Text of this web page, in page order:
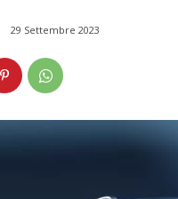
29 Settembre 2023